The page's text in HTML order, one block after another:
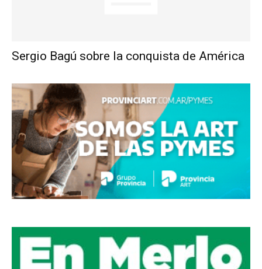
Sergio Bagú sobre la conquista de América